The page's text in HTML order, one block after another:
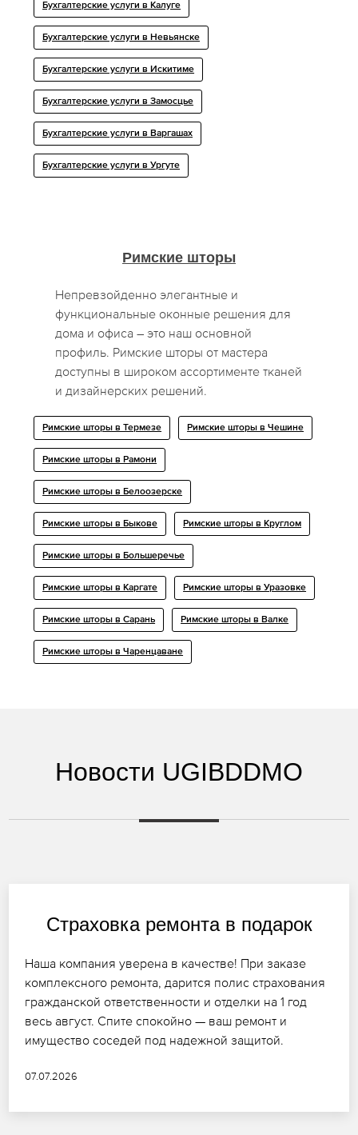
Бухгалтерские услуги в Калуге
Бухгалтерские услуги в Невьянске
Бухгалтерские услуги в Искитиме
Бухгалтерские услуги в Замосцье
Бухгалтерские услуги в Варгашах
Бухгалтерские услуги в Ургуте
Римские шторы
Непревзойденно элегантные и
функциональные оконные решения для
дома и офиса – это наш основной
профиль. Римские шторы от мастера
доступны в широком ассортименте тканей
и дизайнерских решений.
Римские шторы в Термезе Римские шторы в Чешине
Римские шторы в Рамони
Римские шторы в Белоозерске
Римские шторы в Быкове Римские шторы в Круглом
Римские шторы в Большеречье
Римские шторы в Каргате Римские шторы в Уразовке
Римские шторы в Сарань Римские шторы в Валке
Римские шторы в Чаренцаване
Новости UGIBDDMO
Страховка ремонта в подарок
Наша компания уверена в качестве! При заказе
комплексного ремонта, дарится полис страхования
гражданской ответственности и отделки на 1 год
весь август. Спите спокойно — ваш ремонт и
имущество соседей под надежной защитой.
07.07.2026